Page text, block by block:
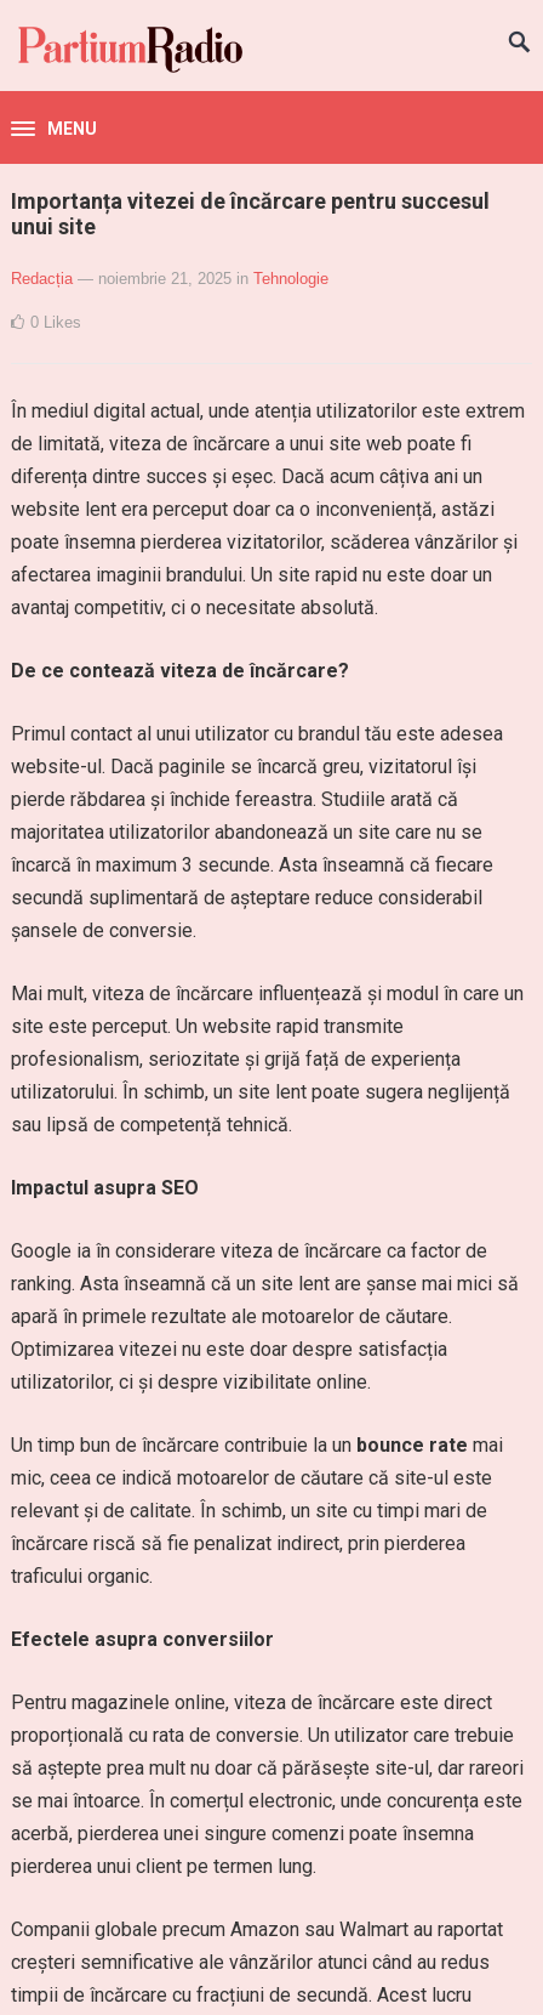
MENU
Importanța vitezei de încărcare pentru succesul
unui site
Redacția — noiembrie 21, 2025 in Tehnologie
0 Likes
În mediul digital actual, unde atenția utilizatorilor este extrem
de limitată, viteza de încărcare a unui site web poate fi
diferența dintre succes și eșec. Dacă acum câțiva ani un
website lent era perceput doar ca o inconveniență, astăzi
poate însemna pierderea vizitatorilor, scăderea vânzărilor și
afectarea imaginii brandului. Un site rapid nu este doar un
avantaj competitiv, ci o necesitate absolută.
De ce contează viteza de încărcare?
Primul contact al unui utilizator cu brandul tău este adesea
website-ul. Dacă paginile se încarcă greu, vizitatorul își
pierde răbdarea și închide fereastra. Studiile arată că
majoritatea utilizatorilor abandonează un site care nu se
încarcă în maximum 3 secunde. Asta înseamnă că fiecare
secundă suplimentară de așteptare reduce considerabil
șansele de conversie.
Mai mult, viteza de încărcare influențează și modul în care un
site este perceput. Un website rapid transmite
profesionalism, seriozitate și grijă față de experiența
utilizatorului. În schimb, un site lent poate sugera neglijență
sau lipsă de competență tehnică.
Impactul asupra SEO
Google ia în considerare viteza de încărcare ca factor de
ranking. Asta înseamnă că un site lent are șanse mai mici să
apară în primele rezultate ale motoarelor de căutare.
Optimizarea vitezei nu este doar despre satisfacția
utilizatorilor, ci și despre vizibilitate online.
Un timp bun de încărcare contribuie la un bounce rate mai
mic, ceea ce indică motoarelor de căutare că site-ul este
relevant și de calitate. În schimb, un site cu timpi mari de
încărcare riscă să fie penalizat indirect, prin pierderea
traficului organic.
Efectele asupra conversiilor
Pentru magazinele online, viteza de încărcare este direct
proporțională cu rata de conversie. Un utilizator care trebuie
să aștepte prea mult nu doar că părăsește site-ul, dar rareori
se mai întoarce. În comerțul electronic, unde concurența este
acerbă, pierderea unei singure comenzi poate însemna
pierderea unui client pe termen lung.
Companii globale precum Amazon sau Walmart au raportat
creșteri semnificative ale vânzărilor atunci când au redus
timpii de încărcare cu fracțiuni de secundă. Acest lucru